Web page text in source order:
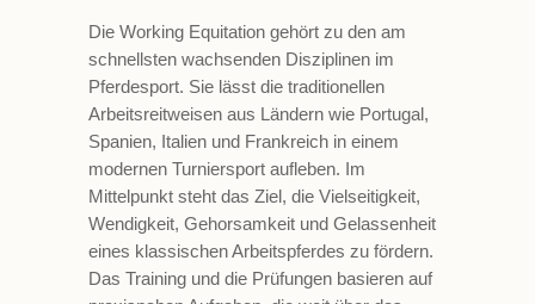
Die Working Equitation gehört zu den am
schnellsten wachsenden Disziplinen im
Pferdesport. Sie lässt die traditionellen
Arbeitsreitweisen aus Ländern wie Portugal,
Spanien, Italien und Frankreich in einem
modernen Turniersport aufleben. Im
Mittelpunkt steht das Ziel, die Vielseitigkeit,
Wendigkeit, Gehorsamkeit und Gelassenheit
eines klassischen Arbeitspferdes zu fördern.
Das Training und die Prüfungen basieren auf